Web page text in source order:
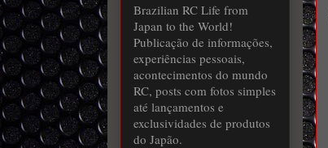
Brazilian RC Life from
Japan to the World!
Publicação de informações,
experiências pessoais,
acontecimentos do mundo
RC, posts com fotos simples
até lançamentos e
exclusividades de produtos
do Japão.